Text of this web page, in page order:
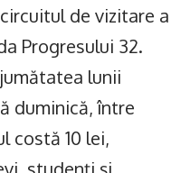
de vizitare a
Progresului 32.
lunii
duminică, între
costă 10 lei,
studenți și